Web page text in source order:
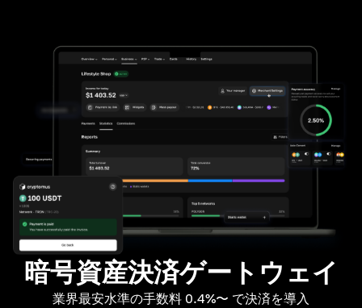
暗号資産決済ゲートウェイ
業界最安水準の手数料 0.4%〜 で決済を導入